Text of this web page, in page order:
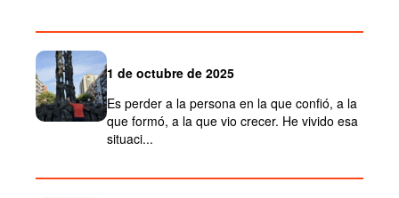
1 de octubre de 2025
Es perder a la persona en la que confió, a la
que formó, a la que vio crecer. He vivido esa
situaci...